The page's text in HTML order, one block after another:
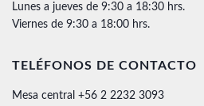
Lunes a jueves de 9:30 a 18:30 hrs.
Viernes de 9:30 a 18:00 hrs.
TELÉFONOS DE CONTACTO
Mesa central +56 2 2232 3093